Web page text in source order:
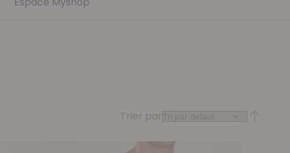
Trier par